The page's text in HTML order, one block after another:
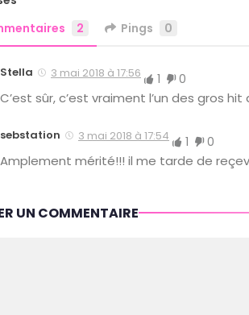
2 Pings 0
Stella 3 mai 2018 à 17:56 1 0
C’est sûr, c’est vraiment l’un des gros
sebstation 3 mai 2018 à 17:54 1 0
Amplement mérité!!! il me tarde de
UN COMMENTAIRE